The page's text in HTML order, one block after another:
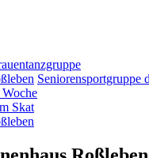
Seniorensportgruppe
Skat